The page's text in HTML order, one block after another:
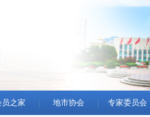
员之家 地市协会 专家委员会